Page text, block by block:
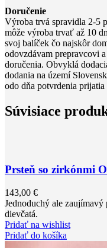
Doručenie
Výroba trvá spravidla 2-5
môže výroba trvať až 10
svoj balíček čo najskôr
odovzdávam prepravcovi
doručenia. Obvyklá
dodania na území
odo dňa potvrdenia
Súvisiace
Prsteň so zirkónmi
143,00 €
Jednoduchý ale
dievčatá.
Pridať na wishlist
Pridať do košíka